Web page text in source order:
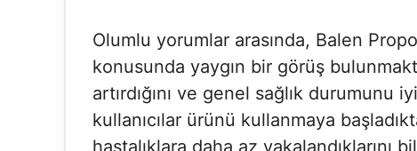
Olumlu yorumlar arasında, Balen
konusunda yaygın bir görüş
artırdığını ve genel sağlık
kullanıcılar ürünü kullanmaya
hastalıklara daha az yakalandıklarını